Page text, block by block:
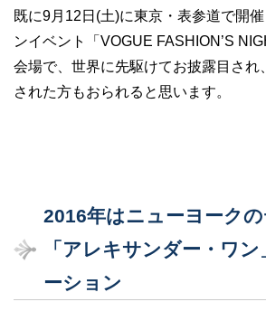
既に9月12日(土)に東京・表参道で開
ンイベント「VOGUE FASHION’S
会場で、世界に先駆けてお披露目され
された方もおられると思います。
2016年はニューヨーク
「アレキサンダー・ワ
ーション